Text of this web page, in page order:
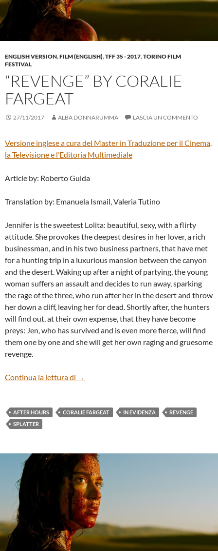
ENGLISH VERSION,FILM (ENGLISH),TFF 35 - 2017,TORINO FILM
FESTIVAL
“REVENGE” BY CORALIE
FARGEAT
27/11/2017 ALBA DONNARUMMA LASCIA UN COMMENTO
Versione inglese a cura del Master in Traduzione per il Cinema,
la Televisione e l’Editoria Multimediale
Article by: Roberto Guida
Translation by: Emanuela Ismail, Valeria Tutino
Jennifer is the sweetest Lolita: beautiful, sexy, with a flirty
attitude. She provokes the deepest desires in her lover, a rich
businessman, and in his two business partners, that have met
for a hunting trip in a luxurious mansion between the canyon
and the desert. Waking up after a night of partying, the young
woman suffers an assault and decides to run away, sparking
the rage of the three, who run after her in the desert and throw
her down a cliff, leaving her for dead. Shortly after, the hunters
will find out, at their own expense, that they have become
preys: Jen, who has survived and is even more fierce, will find
them one by one and she will get her own raging and gruesome
revenge.
Continua la lettura di “REVENGE” by CORALIE FARGEAT
→
AFTER HOURS CORALIE FARGEAT IN EVIDENZA
REVENGE
SPLATTER